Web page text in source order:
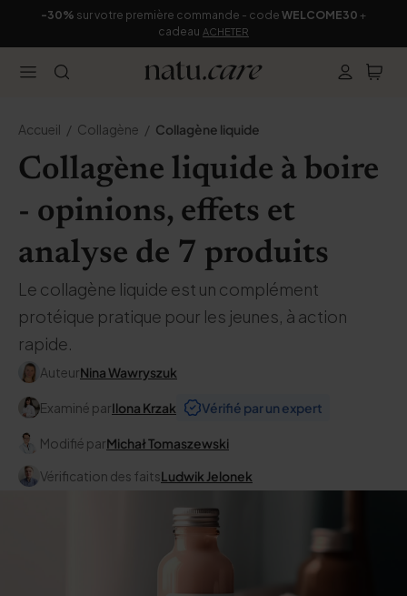
-30% sur votre première commande - code WELCOME30 +
cadeau ACHETER
Accueil Collagène Collagène liquide
Collagène liquide à boire
- opinions, effets et
analyse de 7 produits
Le collagène liquide est un complément
protéique pratique pour les jeunes, à action
rapide.
AuteurNina Wawryszuk
Examiné parIlona Krzak Vérifié par un expert
Modifié parMichał Tomaszewski
Vérification des faitsLudwik Jelonek